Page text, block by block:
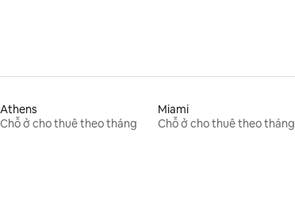
Athens
Chỗ ở cho thuê theo tháng
Miami
Chỗ ở cho thuê theo tháng